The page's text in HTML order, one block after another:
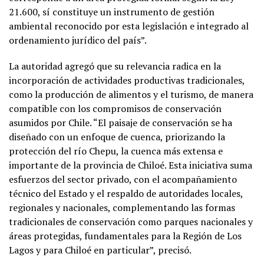
21.600, sí constituye un instrumento de gestión
ambiental reconocido por esta legislación e integrado al
ordenamiento jurídico del país”.
La autoridad agregó que su relevancia radica en la
incorporación de actividades productivas tradicionales,
como la producción de alimentos y el turismo, de manera
compatible con los compromisos de conservación
asumidos por Chile. “El paisaje de conservación se ha
diseñado con un enfoque de cuenca, priorizando la
protección del río Chepu, la cuenca más extensa e
importante de la provincia de Chiloé. Esta iniciativa suma
esfuerzos del sector privado, con el acompañamiento
técnico del Estado y el respaldo de autoridades locales,
regionales y nacionales, complementando las formas
tradicionales de conservación como parques nacionales y
áreas protegidas, fundamentales para la Región de Los
Lagos y para Chiloé en particular”, precisó.